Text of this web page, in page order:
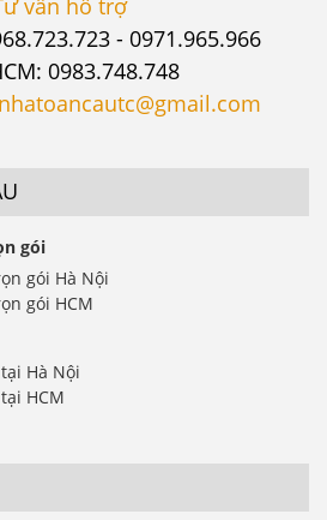
vấn hỗ trợ
- 0971.965.966
0983.748.748
gói
gói Hà Nội
gói HCM
Hà Nội
HCM